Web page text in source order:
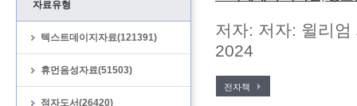
자료유형
텍스트데이지자료(121391)
휴먼음성자료(51503)
점자도서(26420)
저자: 저자: 윌리
2024
전자책